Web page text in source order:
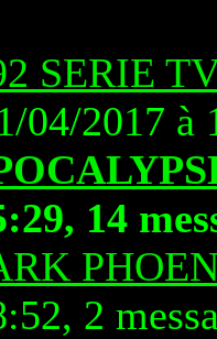
SERIE
04/2017 à
14
2